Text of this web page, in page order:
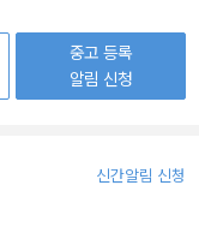
중고 등록
알림 신청
신간알림 신청